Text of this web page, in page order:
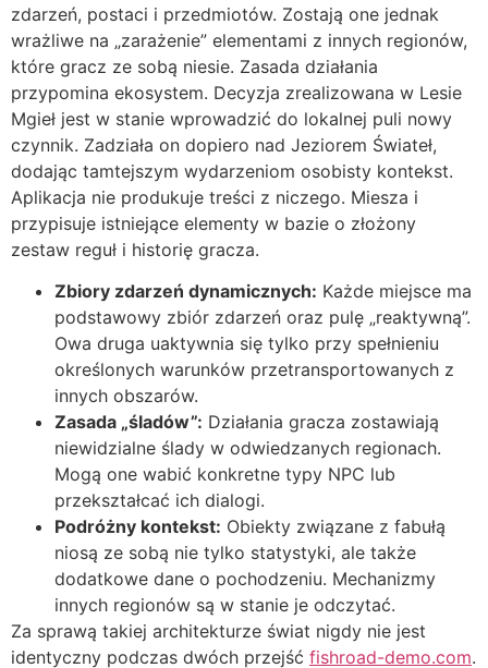
zdarzeń, postaci i przedmiotów. Zostają one jednak
wrażliwe na „zarażenie” elementami z innych regionów,
które gracz ze sobą niesie. Zasada działania
przypomina ekosystem. Decyzja zrealizowana w Lesie
Mgieł jest w stanie wprowadzić do lokalnej puli nowy
czynnik. Zadziała on dopiero nad Jeziorem Świateł,
dodając tamtejszym wydarzeniom osobisty kontekst.
Aplikacja nie produkuje treści z niczego. Miesza i
przypisuje istniejące elementy w bazie o złożony
zestaw reguł i historię gracza.
Zbiory zdarzeń dynamicznych: Każde miejsce ma
podstawowy zbiór zdarzeń oraz pulę „reaktywną”.
Owa druga uaktywnia się tylko przy spełnieniu
określonych warunków przetransportowanych z
innych obszarów.
Zasada „śladów”: Działania gracza zostawiają
niewidzialne ślady w odwiedzanych regionach.
Mogą one wabić konkretne typy NPC lub
przekształcać ich dialogi.
Podróżny kontekst: Obiekty związane z fabułą
niosą ze sobą nie tylko statystyki, ale także
dodatkowe dane o pochodzeniu. Mechanizmy
innych regionów są w stanie je odczytać.
Za sprawą takiej architekturze świat nigdy nie jest
identyczny podczas dwóch przejść fishroad-demo.com.